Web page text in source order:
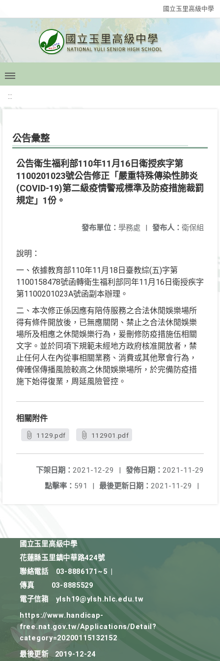
國立玉里高級中學
:::
公告彙整
公告衛生福利部110年11月16日衛授疾字第
1100201023號公告修正「嚴重特殊傳染性肺炎
(COVID-19)第二級疫情警戒標準及防疫措施裁罰
規定」1份。
發布人： 衛保組
發布單位： 學務處 |
說明：
一、依據教育部110年11月18日臺教綜(五)字第
1100158478號函轉衛生福利部同年11月16日衛授疾字
第1100201023A號函副本辦理。
二、本次修正係因應有陪侍服務之合法休閒娛樂場所
得有條件開放後，已無應關閉、禁止之合法休閒娛樂
場所及相應之休閒娛樂行為，爰刪修防疫措施伍相關
文字。並於同項下規範未經地方政府核准開放者，禁
止任何人在內從事相關業務、消費或其他聚會行為，
俾確保傳播風險較高之休閒娛樂場所，於完備防疫措
施下始得復業，周延風險管控。
相關附件
1129.pdf 112901.pdf
發佈日期： 2021-11-29
下架日期： 2021-12-29
|
最後更新日期： 2021-11-29 |
點擊率： 591 |
國立玉里高級中學
花蓮縣玉里鎮中華路424號
聯絡電話
03-8886171~5
傳真
03-8885529
電子信箱
ylsh19@ylsh.hlc.edu.tw
https://www.handicap-
free.nat.gov.tw/Applications/Detail?
category=20200115132152
最後更新
2019-12-24